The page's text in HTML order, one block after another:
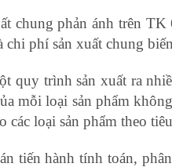
chung phản ánh trên
chi phí sản xuất chung
quy trình sản xuất ra
mỗi loại sản phẩm
các loại sản phẩm theo
tiến hành tính toán,